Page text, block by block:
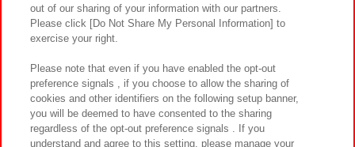
プライバシーポリシー ウェブアクセシビリティ方針と検証結果
お取引先さまとともに
カスタマーハラスメント対応方針 よくあるご質問・お問い合わせ
out of our sharing of your information with our partners.
Please click [Do Not Share My Personal Information] to
exercise your right.
Please note that even if you have enabled the opt-out
preference signals , if you choose to allow the sharing of
cookies and other identifiers on the following setup banner,
you will be deemed to have consented to the sharing
regardless of the opt-out preference signals . If you
understand and agree to this setting, please manage your